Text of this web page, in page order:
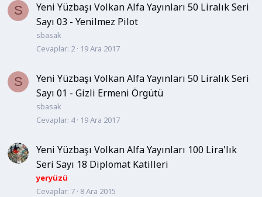
S
Yeni Yüzbaşı Volkan Alfa Yayınları 50 Liralık Seri
Sayı 03 - Yenilmez Pilot
sbasak
Cevaplar 2 19 Ara 2017
S
Yeni Yüzbaşı Volkan Alfa Yayınları 50 Liralık Seri
Sayı 01 - Gizli Ermeni Örgütü
sbasak
Cevaplar 4 19 Ara 2017
Yeni Yüzbaşı Volkan Alfa Yayınları 100 Lira'lık
Seri Sayı 18 Diplomat Katilleri
yeryüzü
Cevaplar 7 8 Ara 2015